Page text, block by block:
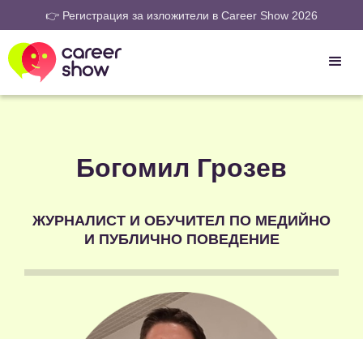
👉 Регистрация за изложители в Career Show 2026
Богомил Грозев
ЖУРНАЛИСТ И ОБУЧИТЕЛ ПО МЕДИЙНО
И ПУБЛИЧНО ПОВЕДЕНИЕ